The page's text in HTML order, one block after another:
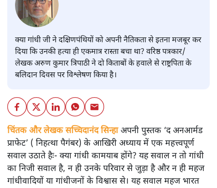
क्या गांधी जी ने दक्षिणपंथियों को अपनी नैतिकता से इतना मजबूर कर
दिया कि उनकी हत्या ही एकमात्र रास्ता बचा था? वरिष्ठ पत्रकार/
लेखक अरुण कुमार त्रिपाठी ने दो किताबों के हवाले से राष्ट्रपिता के
बलिदान दिवस पर विश्लेषण किया है।
चिंतक और लेखक सच्चिदानंद सिन्हाअपनी पुस्तक ‘द अनआर्मड
प्राफेट’ ( निहत्था पैगंबर) के आखिरी अध्याय में एक महत्त्वपूर्ण
सवाल उठाते हैः- क्या गांधी कामयाब होंगे? यह सवाल न तो गांधी
का निजी सवाल है, न ही उनके परिवार से जुड़ा है और न ही महज
गांधीवादियों या गांधीजनों के विश्वास से। यह सवाल महज भारत